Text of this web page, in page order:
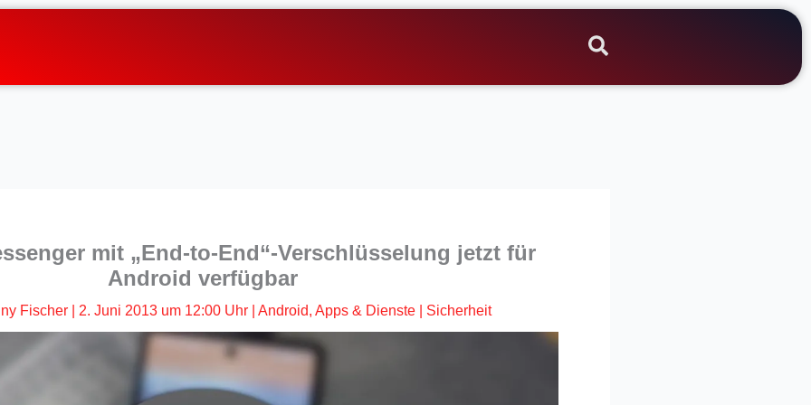
mit „End-to-End“-Verschlüsselung jetzt für
Android verfügbar
Fischer 2. Juni 2013 um 12:00 Uhr| Android, Apps & Dienste| Sicherheit